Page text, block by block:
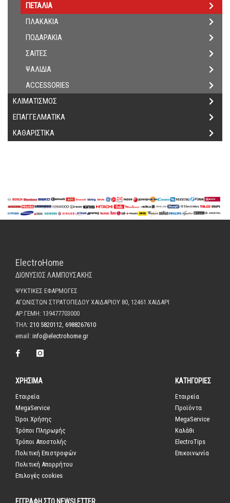
ΠΕΤΑΛΙΑ
ΠΛΑΚΑΚΙΑ
ΠΟΔΑΡΑΚΙΑ
ΣΑΙΤΕΣ
ΨΑΛΙΔΙΑ
ACCESSORIES
ΚΛΙΜΑΤΙΣΜΟΣ
ΕΠΑΓΓΕΛΜΑΤΙΚΑ
ΚΑΘΑΡΙΣΤΙΚΑ
ElectroHome
ΔΙΟΝΥΣΙΟΣ ΛΑΜΠΟΥΣΑΚΗΣ
ΨΥΚΤΙΚΕΣ ΕΦΑΡΜΟΓΕΣ
ΑΓΩΝΙΣΤΩΝ ΣΤΡΑΤΟΠΕΔΟΥ ΧΑΙΔΑΡΙΟΥ 80, 12461 ΧΑΙΔΑΡΙ
ΑΡ.ΓΕΜΗ: 139477703000
ΤΗΛ: 210 5820112 6988267610
email: info@electrohome.gr
ΧΡΗΣΙΜΑ
Εταιρεία
MegaService
Όροι Χρήσης
Τρόποι Πληρωμής
Τρόποι Αποστολής
Πολιτική Επιστροφών
Πολιτική Απορρήτου
Επιλογές cookies
ΚΑΤΗΓΟΡΙΕΣ
Εταιρεία
Προϊόντα
MegaService
Καλάθι
ElectroTips
Επικοινωνία
ΕΓΓΡΑΦΗ ΣΤΟ NEWSLETTER